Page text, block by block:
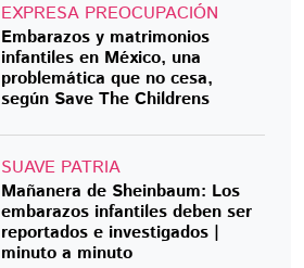
EXPRESA PREOCUPACIÓN
Embarazos y matrimonios
infantiles en México, una
problemática que no cesa,
según Save The Childrens
SUAVE PATRIA
Mañanera de Sheinbaum: Los
embarazos infantiles deben ser
reportados e investigados |
minuto a minuto